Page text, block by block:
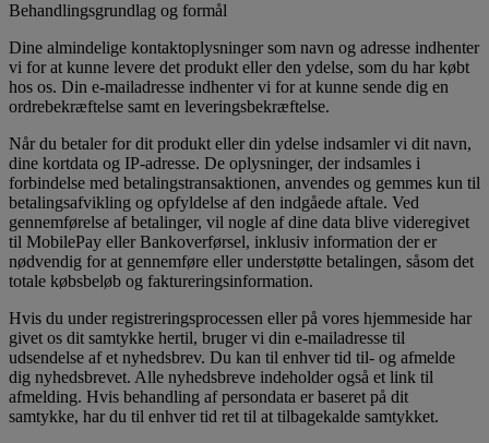
Behandlingsgrundlag og formål
Dine almindelige kontaktoplysninger som navn og adresse indhenter
vi for at kunne levere det produkt eller den ydelse, som du har købt
hos os. Din e-mailadresse indhenter vi for at kunne sende dig en
ordrebekræftelse samt en leveringsbekræftelse.
Når du betaler for dit produkt eller din ydelse indsamler vi dit navn,
dine kortdata og IP-adresse. De oplysninger, der indsamles i
forbindelse med betalingstransaktionen, anvendes og gemmes kun til
betalingsafvikling og opfyldelse af den indgåede aftale. Ved
gennemførelse af betalinger, vil nogle af dine data blive videregivet
til MobilePay eller Bankoverførsel, inklusiv information der er
nødvendig for at gennemføre eller understøtte betalingen, såsom det
totale købsbeløb og faktureringsinformation.
Hvis du under registreringsprocessen eller på vores hjemmeside har
givet os dit samtykke hertil, bruger vi din e-mailadresse til
udsendelse af et nyhedsbrev. Du kan til enhver tid til- og afmelde
dig nyhedsbrevet. Alle nyhedsbreve indeholder også et link til
afmelding. Hvis behandling af persondata er baseret på dit
samtykke, har du til enhver tid ret til at tilbagekalde samtykket.